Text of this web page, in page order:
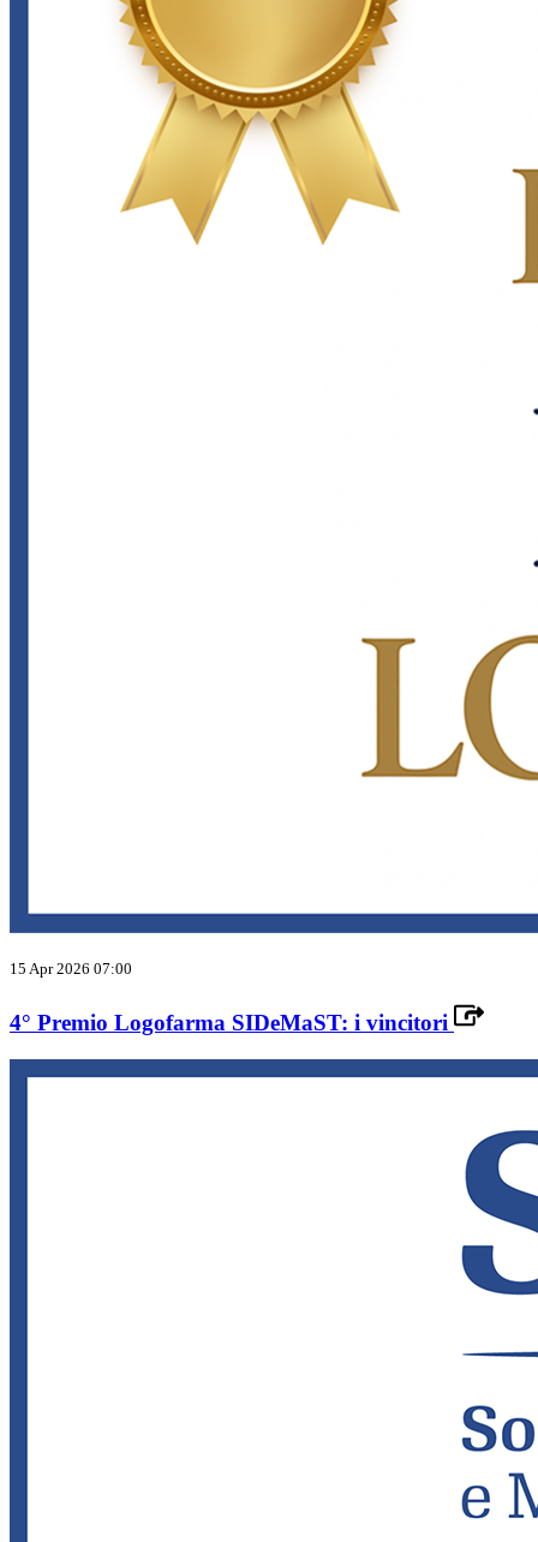
15 Apr 2026 07:00
4° Premio Logofarma SIDeMaST: i vincitori